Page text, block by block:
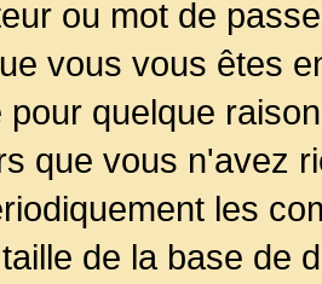
ou mot de
vous vous êtes
quelque
que vous n'avez
les
de la base de